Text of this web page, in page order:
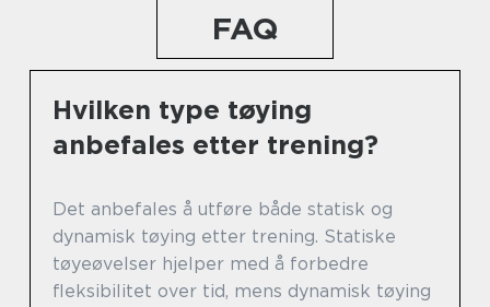
FAQ
Hvilken type tøying
anbefales etter trening?
Det anbefales å utføre både statisk og
dynamisk tøying etter trening. Statiske
tøyeøvelser hjelper med å forbedre
fleksibilitet over tid, mens dynamisk tøying